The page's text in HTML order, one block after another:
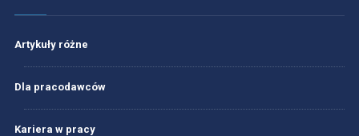
Artykuły różne
Dla pracodawców
Kariera w pracy